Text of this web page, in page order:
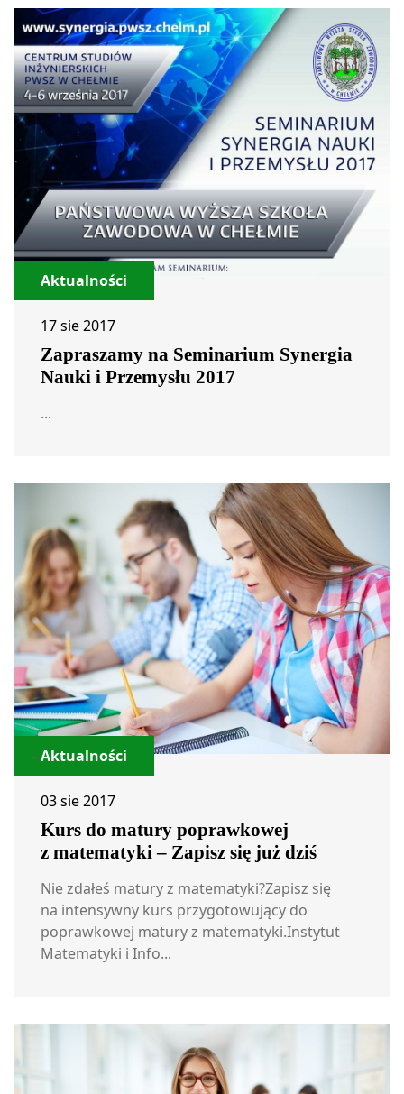
Aktualności
17 sie 2017
Zapraszamy na Seminarium Synergia
Nauki i Przemysłu 2017
...
Aktualności
03 sie 2017
Kurs do matury poprawkowej
z matematyki – Zapisz się już dziś
Nie zdałeś matury z matematyki?Zapisz się
na intensywny kurs przygotowujący do
poprawkowej matury z matematyki.Instytut
Matematyki i Info...